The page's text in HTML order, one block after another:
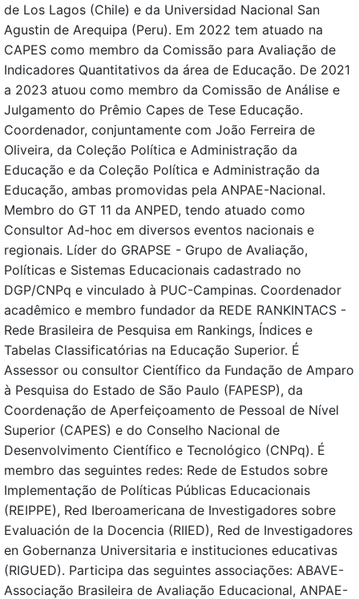
de Los Lagos (Chile) e da Universidad Nacional San
Agustin de Arequipa (Peru). Em 2022 tem atuado na
CAPES como membro da Comissão para Avaliação de
Indicadores Quantitativos da área de Educação. De 2021
a 2023 atuou como membro da Comissão de Análise e
Julgamento do Prêmio Capes de Tese Educação.
Coordenador, conjuntamente com João Ferreira de
Oliveira, da Coleção Política e Administração da
Educação e da Coleção Política e Administração da
Educação, ambas promovidas pela ANPAE-Nacional.
Membro do GT 11 da ANPED, tendo atuado como
Consultor Ad-hoc em diversos eventos nacionais e
regionais. Líder do GRAPSE - Grupo de Avaliação,
Políticas e Sistemas Educacionais cadastrado no
DGP/CNPq e vinculado à PUC-Campinas. Coordenador
acadêmico e membro fundador da REDE RANKINTACS -
Rede Brasileira de Pesquisa em Rankings, Índices e
Tabelas Classificatórias na Educação Superior. É
Assessor ou consultor Científico da Fundação de Amparo
à Pesquisa do Estado de São Paulo (FAPESP), da
Coordenação de Aperfeiçoamento de Pessoal de Nível
Superior (CAPES) e do Conselho Nacional de
Desenvolvimento Científico e Tecnológico (CNPq). É
membro das seguintes redes: Rede de Estudos sobre
Implementação de Políticas Públicas Educacionais
(REIPPE), Red Iberoamericana de Investigadores sobre
Evaluación de la Docencia (RIIED), Red de Investigadores
en Gobernanza Universitaria e instituciones educativas
(RIGUED). Participa das seguintes associações: ABAVE-
Associação Brasileira de Avaliação Educacional, ANPAE-